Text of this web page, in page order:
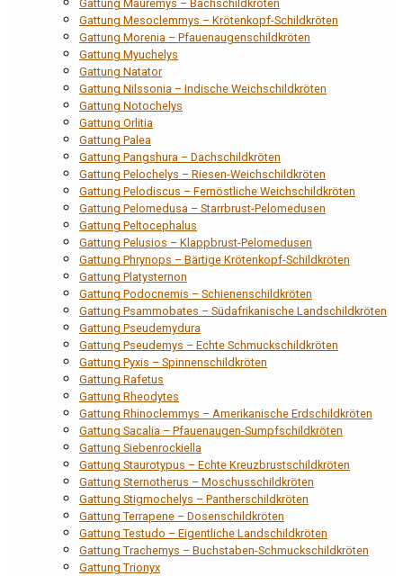
Gattung Mauremys – Bachschildkröten
Gattung Mesoclemmys – Krötenkopf-Schildkröten
Gattung Morenia – Pfauenaugenschildkröten
Gattung Myuchelys
Gattung Natator
Gattung Nilssonia – Indische Weichschildkröten
Gattung Notochelys
Gattung Orlitia
Gattung Palea
Gattung Pangshura – Dachschildkröten
Gattung Pelochelys – Riesen-Weichschildkröten
Gattung Pelodiscus – Fernöstliche Weichschildkröten
Gattung Pelomedusa – Starrbrust-Pelomedusen
Gattung Peltocephalus
Gattung Pelusios – Klappbrust-Pelomedusen
Gattung Phrynops – Bärtige Krötenkopf-Schildkröten
Gattung Platysternon
Gattung Podocnemis – Schienenschildkröten
Gattung Psammobates – Südafrikanische Landschildkröten
Gattung Pseudemydura
Gattung Pseudemys – Echte Schmuckschildkröten
Gattung Pyxis – Spinnenschildkröten
Gattung Rafetus
Gattung Rheodytes
Gattung Rhinoclemmys – Amerikanische Erdschildkröten
Gattung Sacalia – Pfauenaugen-Sumpfschildkröten
Gattung Siebenrockiella
Gattung Staurotypus – Echte Kreuzbrustschildkröten
Gattung Sternotherus – Moschusschildkröten
Gattung Stigmochelys – Pantherschildkröten
Gattung Terrapene – Dosenschildkröten
Gattung Testudo – Eigentliche Landschildkröten
Gattung Trachemys – Buchstaben-Schmuckschildkröten
Gattung Trionyx